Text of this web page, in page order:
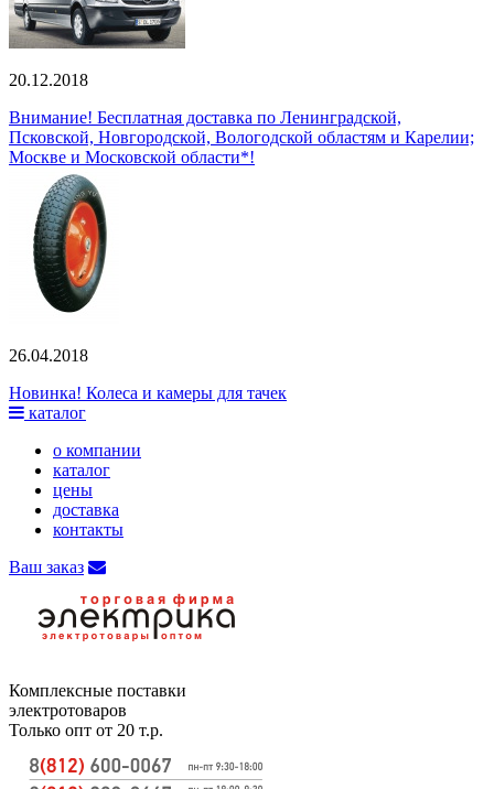
20.12.2018
Внимание! Бесплатная доставка по Ленинградской,
Псковской, Новгородской, Вологодской областям и Карелии;
Москве и Московской области*!
26.04.2018
Новинка! Колеса и камеры для тачек
каталог
о компании
каталог
цены
доставка
контакты
Ваш заказ
Комплексные поставки
электротоваров
Только опт от 20 т.р.